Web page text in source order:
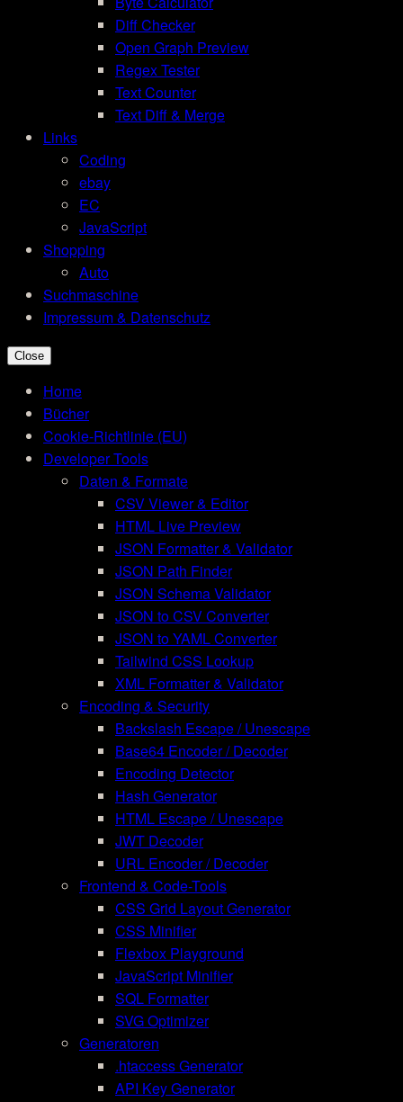
Diff Checker
Open Graph Preview
Regex Tester
Text Counter
Text Diff & Merge
Links
Coding
ebay
EC
JavaScript
Shopping
Auto
Suchmaschine
Impressum & Datenschutz
Close
Home
Bücher
Cookie-Richtlinie (EU)
Developer Tools
Daten & Formate
CSV Viewer & Editor
HTML Live Preview
JSON Formatter & Validator
JSON Path Finder
JSON Schema Validator
JSON to CSV Converter
JSON to YAML Converter
Tailwind CSS Lookup
XML Formatter & Validator
Encoding & Security
Backslash Escape / Unescape
Base64 Encoder / Decoder
Encoding Detector
Hash Generator
HTML Escape / Unescape
JWT Decoder
URL Encoder / Decoder
Frontend & Code-Tools
CSS Grid Layout Generator
CSS Minifier
Flexbox Playground
JavaScript Minifier
SQL Formatter
SVG Optimizer
Generatoren
.htaccess Generator
API Key Generator